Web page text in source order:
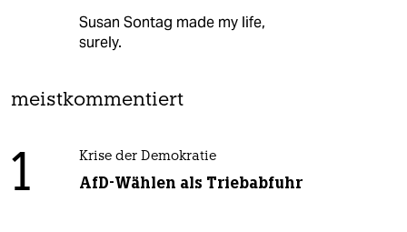
Susan Sontag made my life,
surely.
meistkommentiert
1 Krise der Demokratie
AfD-Wählen als Triebabfuhr